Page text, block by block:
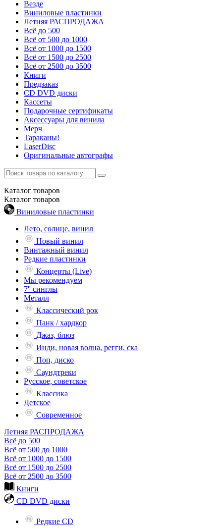
Везде
Виниловые пластинки
Летняя РАСПРОДАЖА
Всё до 500
Всё от 500 до 1000
Всё от 1000 до 1500
Всё от 1500 до 2500
Всё от 2500 до 3500
Книги
Предзаказ
CD DVD диски
Кассеты
Подарочные сертификаты
Аксессуары для винила
Мерч
Тараканы!
LaserDisc
Оригинальные автографы
Каталог товаров
Каталог товаров
Виниловые пластинки
Лето, солнце, винил
Новый винил
Винтажный винил
Редкие пластинки
Концерты (Live)
Мы рекомендуем
7'' синглы
Металл
Классический рок
Панк / хардкор
Джаз, блюз
Инди, новая волна, регги, ска
Поп, диско
Саундтреки
Русское, советское
Классика
Детское
Современное
Летняя РАСПРОДАЖА
Всё до 500
Всё от 500 до 1000
Всё от 1000 до 1500
Всё от 1500 до 2500
Всё от 2500 до 3500
Книги
CD DVD диски
Редкие CD